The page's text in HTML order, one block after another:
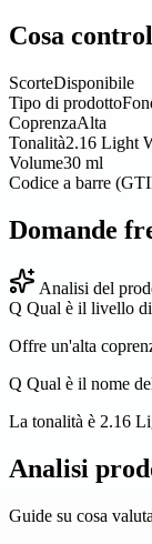
Cosa
ScorteDisponibile
Tipo di prodotto
CoprenzaAlta
Tonalità2.16 Light
Volume30 ml
Codice a barre
Domande
Analisi del
Q Qual è il livello
Offre un'alta
Q Qual è il nome
La tonalità è 2.16
Analisi
Guide su cosa